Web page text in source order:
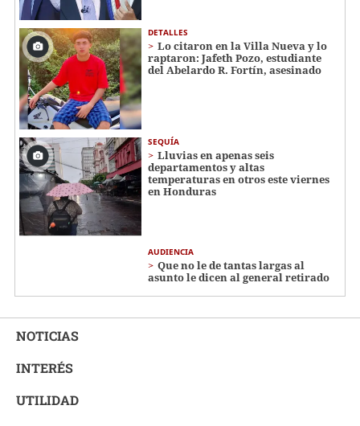
DETALLES
Lo citaron en la Villa Nueva y lo
raptaron: Jafeth Pozo, estudiante
del Abelardo R. Fortín, asesinado
SEQUÍA
Lluvias en apenas seis
departamentos y altas
temperaturas en otros este viernes
en Honduras
AUDIENCIA
Que no le de tantas largas al
asunto le dicen al general retirado
NOTICIAS
INTERÉS
UTILIDAD